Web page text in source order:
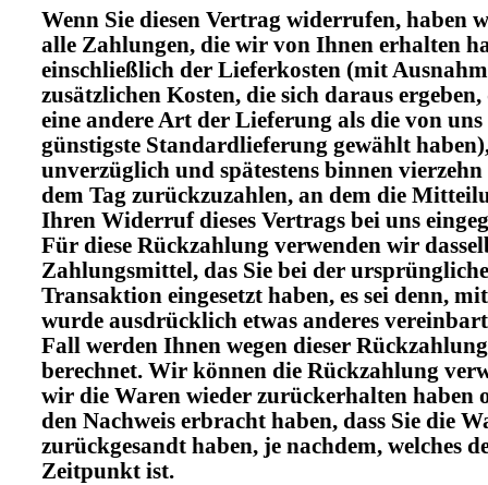
Wenn Sie diesen Vertrag widerrufen, haben
alle Zahlungen, die wir von Ihnen erhalten
einschließlich der Lieferkosten (mit
zusätzlichen Kosten, die sich daraus ergeben,
eine andere Art der Lieferung als die von uns
günstigste Standardlieferung gewählt
unverzüglich und spätestens binnen vierzehn
dem Tag zurückzuzahlen, an dem die
Ihren Widerruf dieses Vertrags bei uns
Für diese Rückzahlung verwenden wir
Zahlungsmittel, das Sie bei der
Transaktion eingesetzt haben, es sei denn,
wurde ausdrücklich etwas anderes
Fall werden Ihnen wegen dieser
berechnet. Wir können die Rückzahlung
wir die Waren wieder zurückerhalten haben
den Nachweis erbracht haben, dass Sie die
zurückgesandt haben, je nachdem, welches
Zeitpunkt ist.